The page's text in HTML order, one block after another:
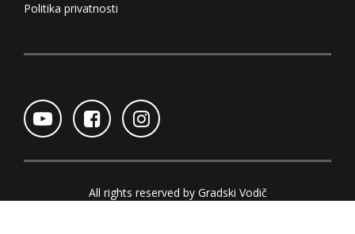
Politika privatnosti
All rights reserved by Gradski Vodič